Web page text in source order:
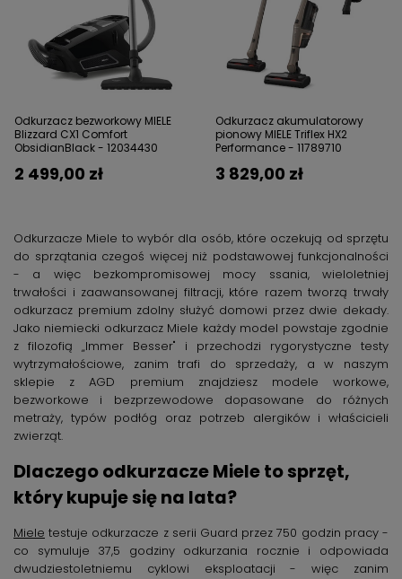
Odkurzacz bezworkowy MIELE
Blizzard CX1 Comfort
ObsidianBlack - 12034430
2 499,00 zł
Odkurzacz akumulatorowy
pionowy MIELE Triflex HX2
Performance - 11789710
3 829,00 zł
Odkurzacze Miele to wybór dla osób, które oczekują od sprzętu
do sprzątania czegoś więcej niż podstawowej funkcjonalności
- a więc bezkompromisowej mocy ssania, wieloletniej
trwałości i zaawansowanej filtracji, które razem tworzą trwały
odkurzacz premium zdolny służyć domowi przez dwie dekady.
Jako niemiecki odkurzacz Miele każdy model powstaje zgodnie
z filozofią „Immer Besser" i przechodzi rygorystyczne testy
wytrzymałościowe, zanim trafi do sprzedaży, a w naszym
sklepie z AGD premium znajdziesz modele workowe,
bezworkowe i bezprzewodowe dopasowane do różnych
metraży, typów podłóg oraz potrzeb alergików i właścicieli
zwierząt.
Dlaczego odkurzacze Miele to sprzęt,
który kupuje się na lata?
Miele testuje odkurzacze z serii Guard przez 750 godzin pracy -
co symuluje 37,5 godziny odkurzania rocznie i odpowiada
dwudziestoletniemu cyklowi eksploatacji - więc zanim